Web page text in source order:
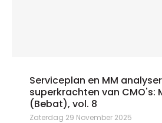
Serviceplan en MM
superkrachten van CMO's:
(Bebat), vol. 8
Zaterdag 29 November 2025